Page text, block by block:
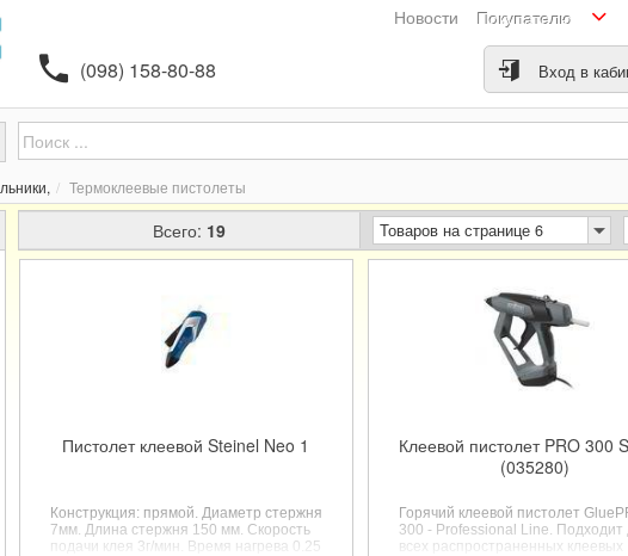
Новости Покупателю
(098) 158-80-88 Вход в
Термоклеевые пистолеты
Всего: 19 Товаров на странице 6
Пистолет клеевой Steinel Neo 1
Конструкция: прямой. Диаметр стержня
7мм. Длина стержня 150 мм. Скорость
подачи клея 3г/мин. Время нагрева 0.25
Клеевой пистолет PRO 300
(035280)
Горячий клеевой пистолет
300 - Professional Line. Подходит
всех распространенных клеевых